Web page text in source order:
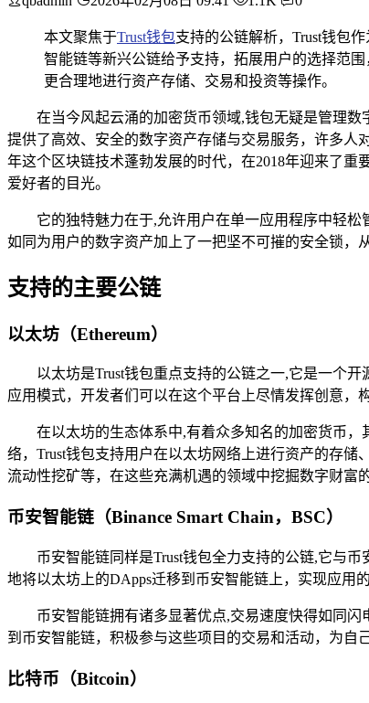
本文聚焦于Trust钱包支持的公链解析，Trust钱包
智能链等新兴公链给予支持，拓展用户的选择范
更合理地进行资产存储、交易和投资等操作。
在当今风起云涌的加密货币领域,钱包无疑是管理
提供了高效、安全的数字资产存储与交易服务，许多人
年这个区块链技术蓬勃发展的时代，在2018年迎来了
爱好者的目光。
它的独特魅力在于,允许用户在单一应用程序中轻
如同为用户的数字资产加上了一把坚不可摧的安全锁，
支持的主要公链
以太坊（Ethereum）
以太坊是Trust钱包重点支持的公链之一,它是一个
应用模式，开发者们可以在这个平台上尽情发挥创意，
在以太坊的生态体系中,有着众多知名的加密货币
络，Trust钱包支持用户在以太坊网络上进行资产的存储
流动性挖矿等，在这些充满机遇的领域中挖掘数字财富的
币安智能链（Binance Smart Chain，BSC）
币安智能链同样是Trust钱包全力支持的公链,它与
地将以太坊上的DApps迁移到币安智能链上，实现应用的
币安智能链拥有诸多显著优点,交易速度快得如同
到币安智能链，积极参与这些项目的交易和活动，为自
比特币（Bitcoin）